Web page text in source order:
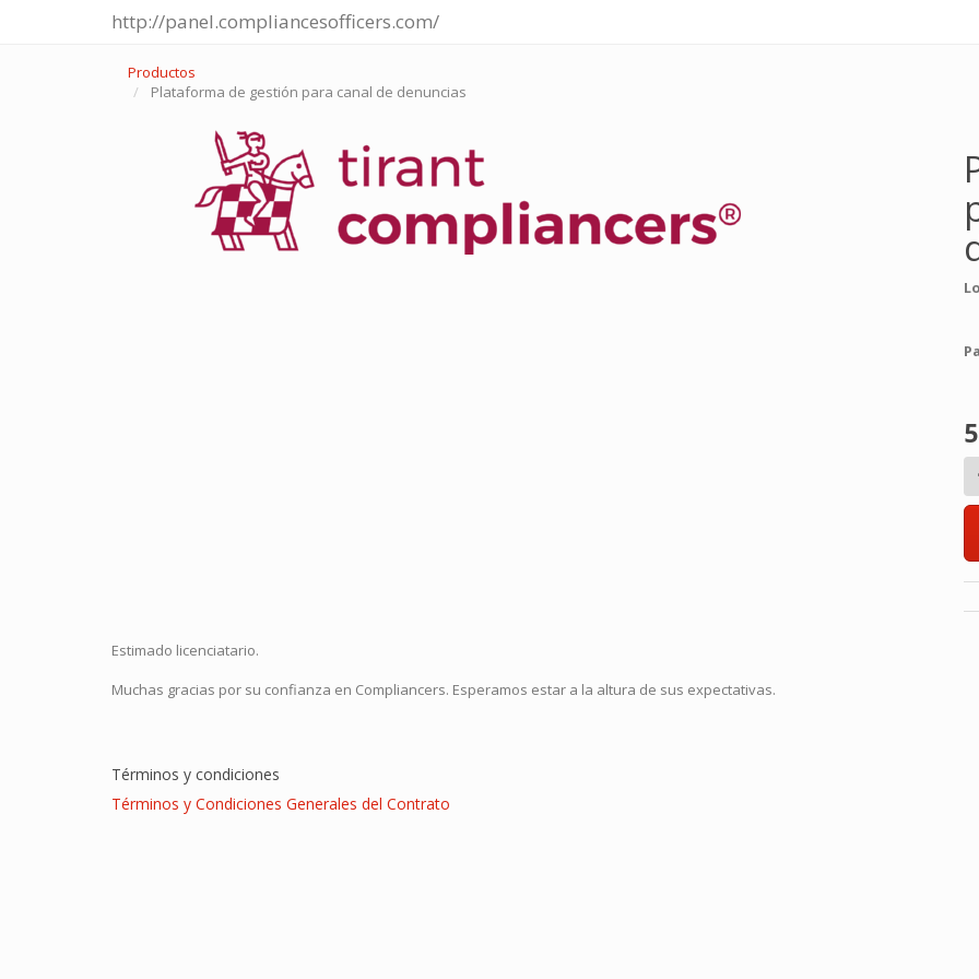
http://panel.compliancesofficers.com/
Productos
Plataforma de gestión para canal de denuncias
Estimado licenciatario.
Muchas gracias por su confianza en Compliancers. Esperamos estar a la altura de sus expectativas.
Términos y condiciones
Términos y Condiciones Generales del Contrato